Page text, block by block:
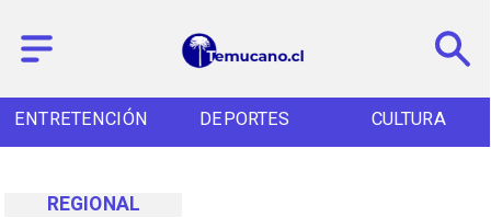
ENTRETENCIÓN DEPORTES CULTURA
REGIONAL